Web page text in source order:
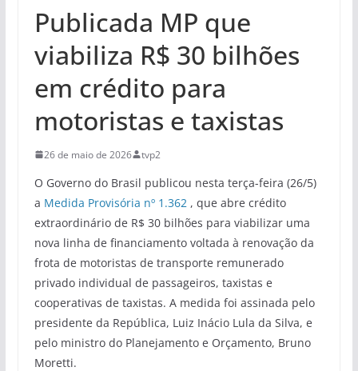
Publicada MP que
viabiliza R$ 30 bilhões
em crédito para
motoristas e taxistas
26 de maio de 2026 tvp2
O Governo do Brasil publicou nesta terça-feira (26/5)
a Medida Provisória nº 1.362 , que abre crédito
extraordinário de R$ 30 bilhões para viabilizar uma
nova linha de financiamento voltada à renovação da
frota de motoristas de transporte remunerado
privado individual de passageiros, taxistas e
cooperativas de taxistas. A medida foi assinada pelo
presidente da República, Luiz Inácio Lula da Silva, e
pelo ministro do Planejamento e Orçamento, Bruno
Moretti.